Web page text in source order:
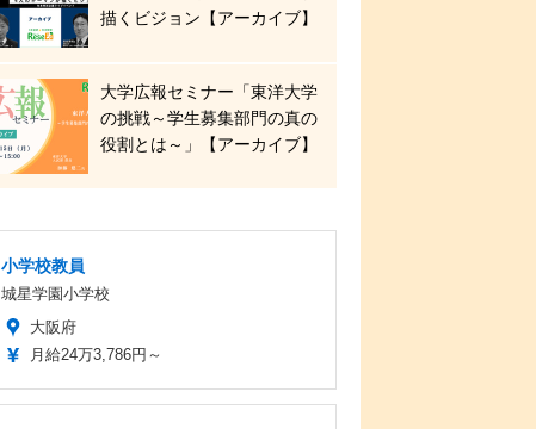
描くビジョン【アーカイブ】
大学広報セミナー「東洋大学
の挑戦～学生募集部門の真の
役割とは～」【アーカイブ】
小学校教員
城星学園小学校
大阪府
月給24万3,786円～